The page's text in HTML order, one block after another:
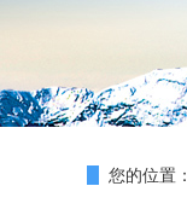
您的位置：